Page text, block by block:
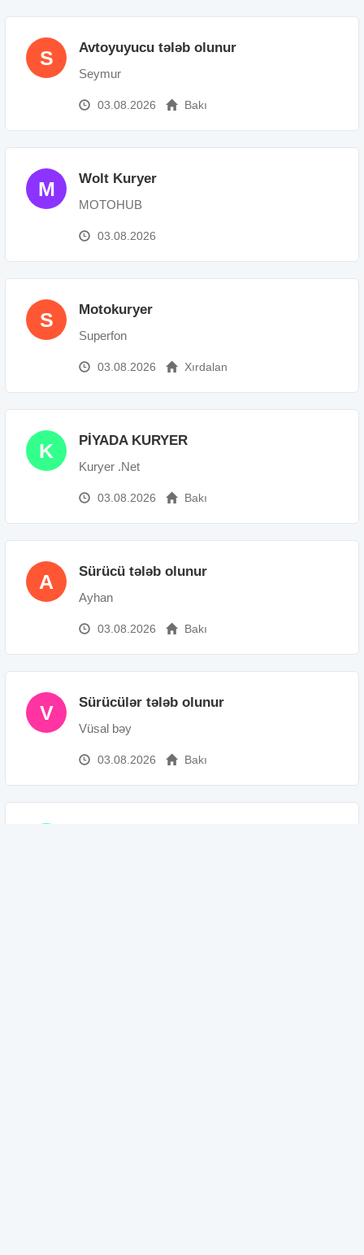
S Avtoyuyucu tələb olunur
Seymur
03.08.2026 Bakı
M Wolt Kuryer
MOTOHUB
03.08.2026
S Motokuryer
Superfon
03.08.2026 Xırdalan
K PİYADA KURYER
Kuryer .Net
03.08.2026 Bakı
A Sürücü tələb olunur
Ayhan
03.08.2026 Bakı
V Sürücülər tələb olunur
Vüsal bəy
03.08.2026 Bakı